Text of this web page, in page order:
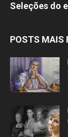
Seleções do
POSTS MAIS